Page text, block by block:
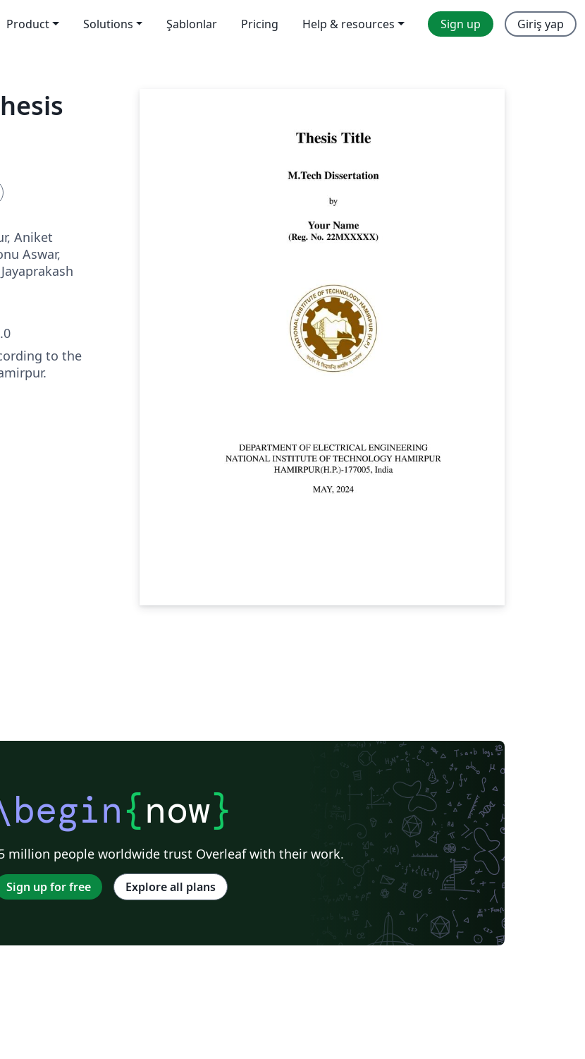
Product Solutions Şablonlar Pricing Help & resources Sign up Giriş yap
Aniket
Aswar,
to the
{now}
million people worldwide trust Overleaf with their work.
Sign up for free Explore all plans